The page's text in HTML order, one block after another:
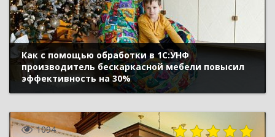
Как с помощью обработки в 1С:УНФ
производитель бескаркасной мебели повысил
эффективность на 30%
1094